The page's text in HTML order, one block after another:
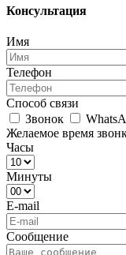
Консультация
Имя
Телефон
Способ связи
Звонок
Желаемое время
Часы
Минуты
E-mail
Сообщение